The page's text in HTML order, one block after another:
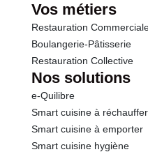
Vos métiers
Restauration
Boulangerie-Pâtisserie
Restauration Collective
Nos solutions
e-Quilibre
Smart cuisine à réchauffer
Smart cuisine à emporter
Smart cuisine hygiène